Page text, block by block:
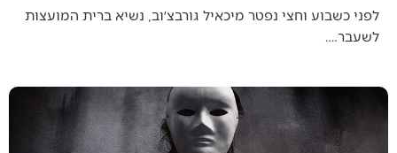
לפני כשבוע וחצי נפטר מיכאיל גורבצ׳וב, נשיא ברית המועצות
לשעבר.…